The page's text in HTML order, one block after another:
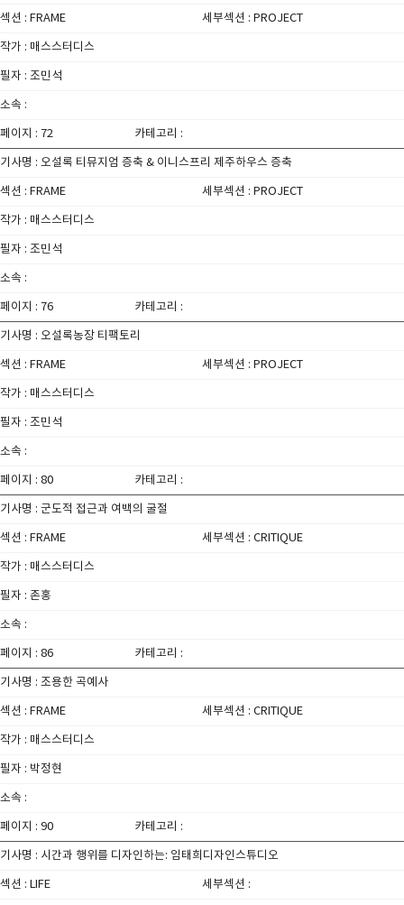
섹션 : FRAME 세부섹션 : PROJECT
작가 : 매스스터디스
필자 : 조민석
소속 :
페이지 : 72 카테고리 :
기사명 : 오설록 티뮤지엄 증축 & 이니스프리 제주하우스 증축
섹션 : FRAME 세부섹션 : PROJECT
작가 : 매스스터디스
필자 : 조민석
소속 :
페이지 : 76 카테고리 :
기사명 : 오설록농장 티팩토리
섹션 : FRAME 세부섹션 : PROJECT
작가 : 매스스터디스
필자 : 조민석
소속 :
페이지 : 80 카테고리 :
기사명 : 군도적 접근과 여백의 굴절
섹션 : FRAME 세부섹션 : CRITIQUE
작가 : 매스스터디스
필자 : 존홍
소속 :
페이지 : 86 카테고리 :
기사명 : 조용한 곡예사
섹션 : FRAME 세부섹션 : CRITIQUE
작가 : 매스스터디스
필자 : 박정현
소속 :
페이지 : 90 카테고리 :
기사명 : 시간과 행위를 디자인하는: 임태희디자인스튜디오
섹션 : LIFE 세부섹션 :